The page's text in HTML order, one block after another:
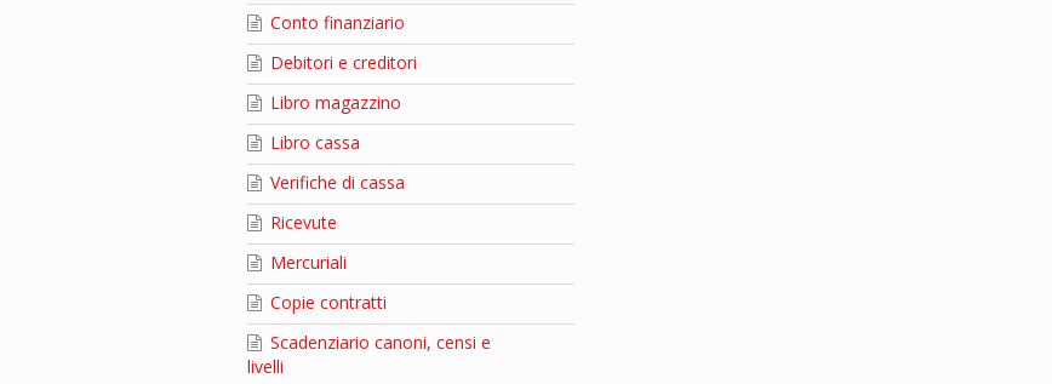
Conto finanziario
Debitori e creditori
Libro magazzino
Libro cassa
Verifiche di cassa
Ricevute
Mercuriali
Copie contratti
Scadenziario canoni, censi e
livelli